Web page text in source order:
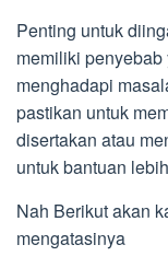
Penting untuk
memiliki
menghadapi
pastikan untuk
disertakan atau
untuk bantuan
Nah Berikut akan
mengatasinya